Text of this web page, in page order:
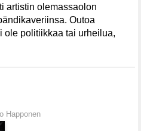
artistin olemassaolon
Outoa
ole politiikkaa tai urheilua,
Happonen